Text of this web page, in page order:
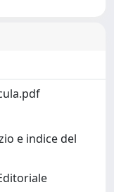
e indice del